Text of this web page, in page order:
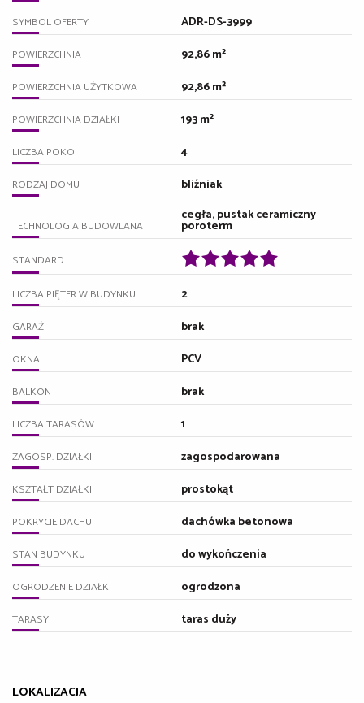
SYMBOL OFERTY ADR-DS-3999
POWIERZCHNIA 92,86 m²
POWIERZCHNIA UŻYTKOWA 92,86 m²
POWIERZCHNIA DZIAŁKI 193 m²
LICZBA POKOI 4
RODZAJ DOMU bliźniak
TECHNOLOGIA BUDOWLANA
cegła, pustak ceramiczny
poroterm
STANDARD
LICZBA PIĘTER W BUDYNKU 2
GARAŻ brak
OKNA PCV
BALKON brak
LICZBA TARASÓW 1
ZAGOSP. DZIAŁKI zagospodarowana
KSZTAŁT DZIAŁKI prostokąt
POKRYCIE DACHU dachówka betonowa
STAN BUDYNKU do wykończenia
OGRODZENIE DZIAŁKI ogrodzona
TARASY taras duży
LOKALIZACJA